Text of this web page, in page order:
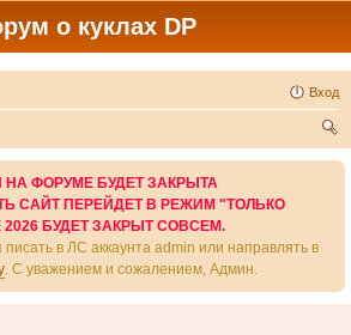
о куклах DP
Вход
ФОРУМЕ БУДЕТ ЗАКРЫТА
САЙТ ПЕРЕЙДЕТ В РЕЖИМ "ТОЛЬКО
БУДЕТ ЗАКРЫТ СОВСЕМ.
в ЛС аккаунта admin или направлять в
. С уважением и сожалением, Админ.